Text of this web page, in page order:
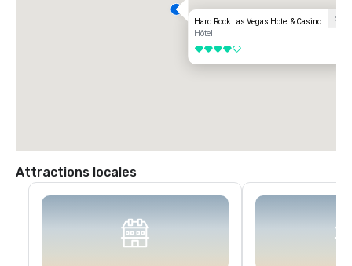
Hard Rock Las Vegas Hotel & Casino
Hôtel
4 sur 5
Attractions locales